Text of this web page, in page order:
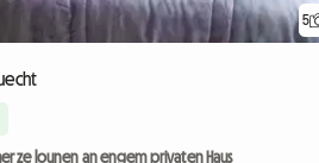
5
ze lounen an engem privaten Haus